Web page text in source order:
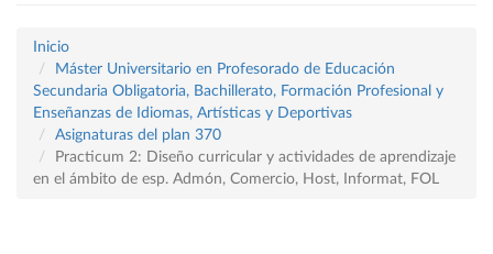
Inicio
Máster Universitario en Profesorado de Educación
Secundaria Obligatoria, Bachillerato, Formación Profesional y
Enseñanzas de Idiomas, Artísticas y Deportivas
Asignaturas del plan 370
Practicum 2: Diseño curricular y actividades de aprendizaje
en el ámbito de esp. Admón, Comercio, Host, Informat, FOL